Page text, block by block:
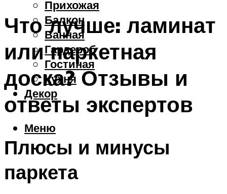
Прихожая
Балкон
Ванная
Гардероб
Гостиная
Кухня
Декор
Меню
Что лучше: ламинат
или паркетная
доска? Отзывы и
ответы экспертов
Плюсы и минусы
паркета